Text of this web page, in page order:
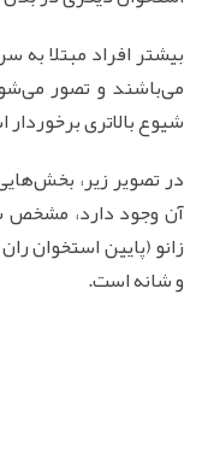
می‌باشند و تصور
شیوع بالاتری
در تصویر زیر،
آن وجود دارد، مشخص
زانو (پایین استخوان
و شانه است.